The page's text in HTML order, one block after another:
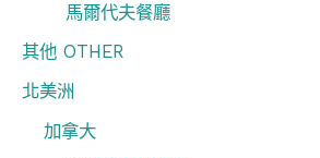
馬爾代夫餐廳
其他 OTHER
北美洲
加拿大